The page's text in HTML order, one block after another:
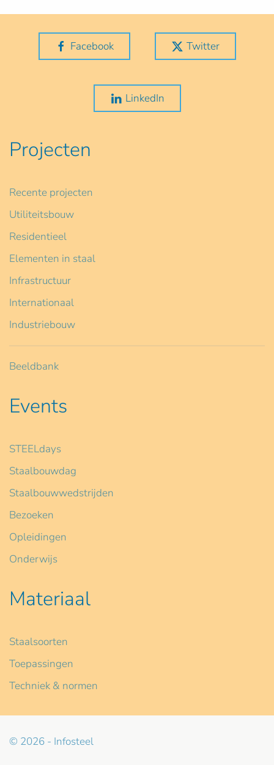
Facebook Twitter
LinkedIn
Projecten
Recente projecten
Utiliteitsbouw
Residentieel
Elementen in staal
Infrastructuur
Internationaal
Industriebouw
Beeldbank
Events
STEELdays
Staalbouwdag
Staalbouwwedstrijden
Bezoeken
Opleidingen
Onderwijs
Materiaal
Staalsoorten
Toepassingen
Techniek & normen
© 2026 - Infosteel